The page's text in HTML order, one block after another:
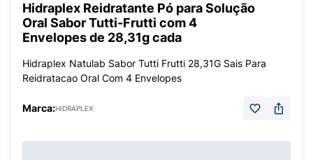
Hidraplex Reidratante Pó para Solução
Oral Sabor Tutti-Frutti com 4
Envelopes de 28,31g cada
Hidraplex Natulab Sabor Tutti Frutti 28,31G Sais Para
Reidratacao Oral Com 4 Envelopes
Marca:HIDRAPLEX